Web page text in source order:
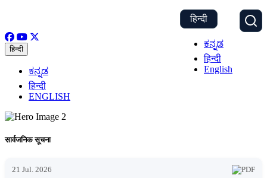
हिन्दी
ಕನ್ನಡ
हिन्दी
English
हिन्दी
ಕನ್ನಡ
हिन्दी
ENGLISH
सार्वजनिक सूचना
21 Jul. 2026